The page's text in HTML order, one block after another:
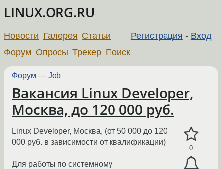
LINUX.ORG.RU
Регистрация - Вход
Новости Галерея Статьи
Форум Опросы Трекер Поиск
Форум — Job
Вакансия Linux Developer,
Москва, до 120 000 руб.
0
Linux Developer, Москва, (от 50 000 до 120
000 руб. в зависимости от квалификации)
Для работы по системному